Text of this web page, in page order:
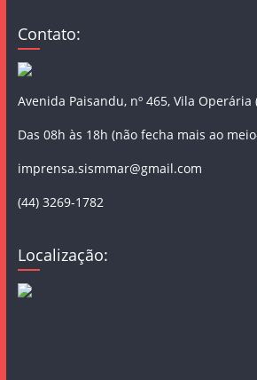
Contato:
Avenida Paisandu, nº 465, Vila Operária
Das 08h às 18h (não fecha mais ao
imprensa.sismmar@gmail.com
(44) 3269-1782
Localização: